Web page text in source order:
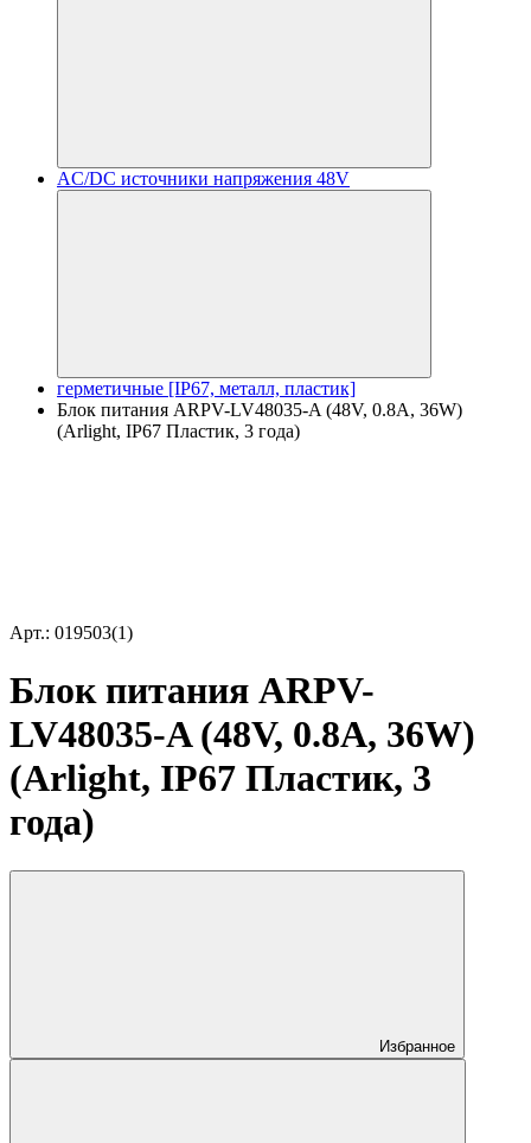
AC/DC источники напряжения 48V
герметичные [IP67, металл, пластик]
Блок питания ARPV-LV48035-A (48V, 0.8A, 36W)
(Arlight, IP67 Пластик, 3 года)
Арт.: 019503(1)
Блок питания ARPV-
LV48035-A (48V, 0.8A, 36W)
(Arlight, IP67 Пластик, 3
года)
Избранное